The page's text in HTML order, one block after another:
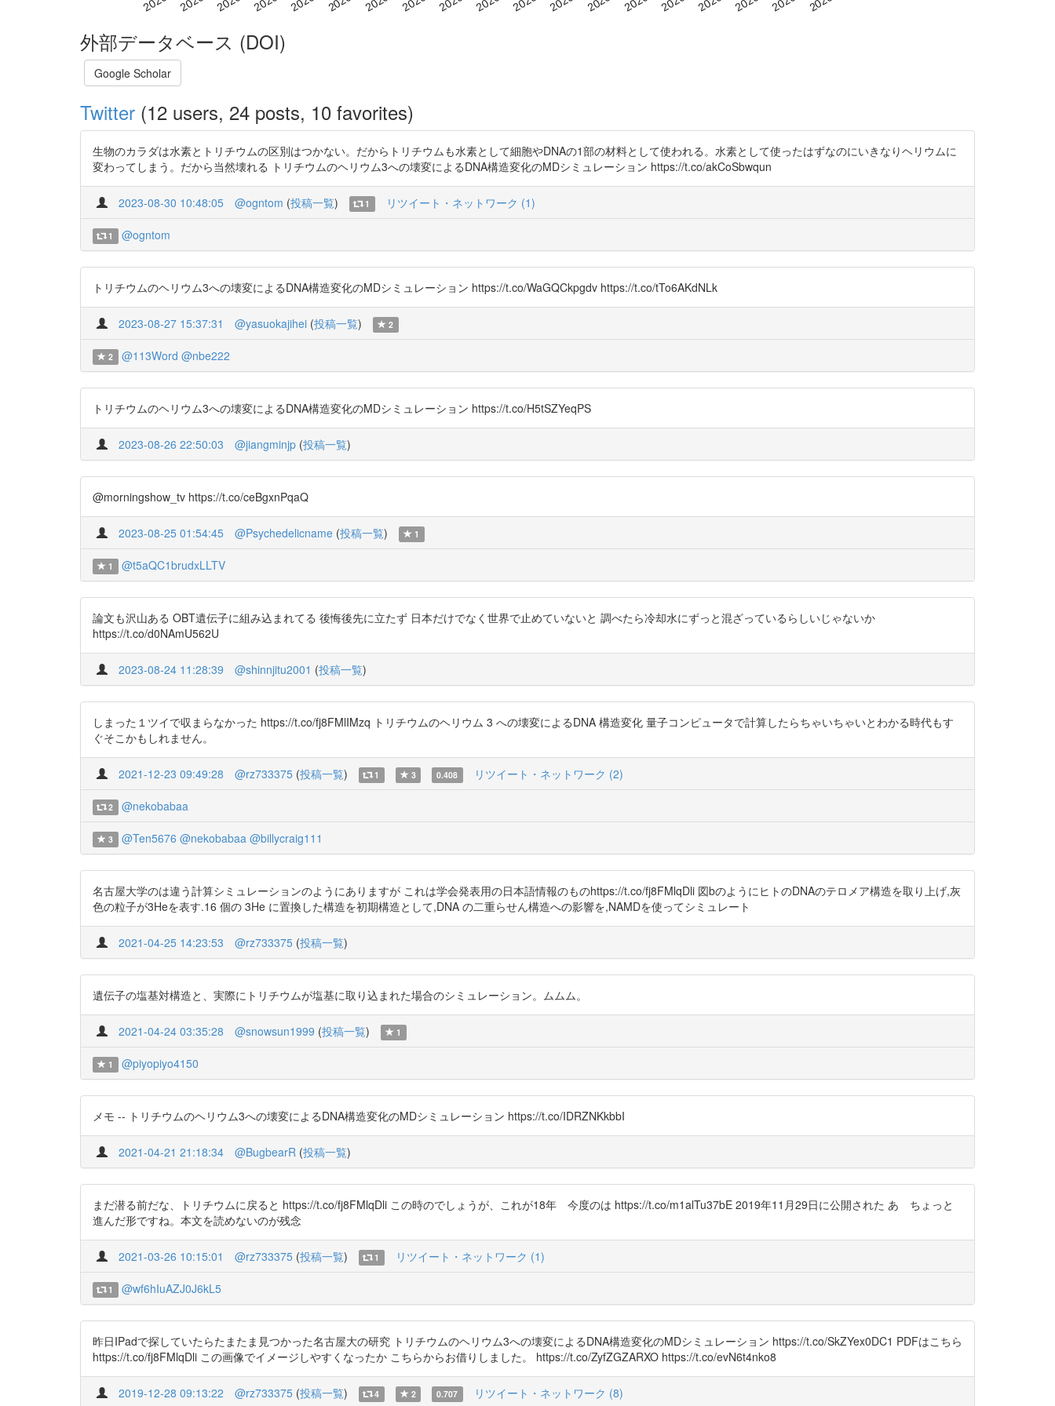
外部データベース (DOI)
Google Scholar
Twitter (12 users, 24 posts, 10 favorites)
生物のカラダは水素とトリチウムの区別はつかない。だからトリチウムも水素として細胞やDNAの1部の材料として使われる。水素として使ったはずなのにいきなりヘリウムに
変わってしまう。だから当然壊れる トリチウムのヘリウム3への壊変によるDNA構造変化のMDシミュレーション https://t.co/akCoSbwqun
2023-08-30 10:48:05 @ogntom (投稿一覧) 1 リツイート・ネットワーク (1)
1 @ogntom
トリチウムのヘリウム3への壊変によるDNA構造変化のMDシミュレーション https://t.co/WaGQCkpgdv https://t.co/tTo6AKdNLk
2023-08-27 15:37:31 @yasuokajihei (投稿一覧) 2
2 @113Word @nbe222
トリチウムのヘリウム3への壊変によるDNA構造変化のMDシミュレーション https://t.co/H5tSZYeqPS
2023-08-26 22:50:03 @jiangminjp (投稿一覧)
@morningshow_tv https://t.co/ceBgxnPqaQ
2023-08-25 01:54:45 @Psychedelicname (投稿一覧) 1
1 @t5aQC1brudxLLTV
論文も沢山ある OBT遺伝子に組み込まれてる 後悔後先に立たず 日本だけでなく世界で止めていないと 調べたら冷却水にずっと混ざっているらしいじゃないか
https://t.co/d0NAmU562U
2023-08-24 11:28:39 @shinnjitu2001 (投稿一覧)
しまった１ツイで収まらなかった https://t.co/fj8FMlIMzq トリチウムのヘリウム 3 への壊変によるDNA 構造変化 量子コンピュータで計算したらちゃいちゃいとわかる時代もす
ぐそこかもしれません。
2021-12-23 09:49:28 @rz733375 (投稿一覧) 1 3 0.408 リツイート・ネットワーク (2)
2 @nekobabaa
3 @Ten5676 @nekobabaa @billycraig111
名古屋大学のは違う計算シミュレーションのようにありますが これは学会発表用の日本語情報のものhttps://t.co/fj8FMlqDli 図bのようにヒトのDNAのテロメア構造を取り上げ,灰
色の粒子が3Heを表す.16 個の 3He に置換した構造を初期構造として,DNA の二重らせん構造への影響を,NAMDを使ってシミュレート
2021-04-25 14:23:53 @rz733375 (投稿一覧)
遺伝子の塩基対構造と、実際にトリチウムが塩基に取り込まれた場合のシミュレーション。ムムム。
2021-04-24 03:35:28 @snowsun1999 (投稿一覧) 1
1 @piyopiyo4150
メモ -- トリチウムのヘリウム3への壊変によるDNA構造変化のMDシミュレーション https://t.co/IDRZNKkbbI
2021-04-21 21:18:34 @BugbearR (投稿一覧)
まだ潜る前だな、トリチウムに戻ると https://t.co/fj8FMlqDli この時のでしょうが、これが18年 今度のは https://t.co/m1alTu37bE 2019年11月29日に公開された あ ちょっと
進んだ形ですね。本文を読めないのが残念
2021-03-26 10:15:01 @rz733375 (投稿一覧) 1 リツイート・ネットワーク (1)
1 @wf6hIuAZJ0J6kL5
昨日IPadで探していたらたまたま見つかった名古屋大の研究 トリチウムのヘリウム3への壊変によるDNA構造変化のMDシミュレーション https://t.co/SkZYex0DC1 PDFはこちら
https://t.co/fj8FMlqDli この画像でイメージしやすくなったか こちらからお借りしました。 https://t.co/ZyfZGZARXO https://t.co/evN6t4nko8
2019-12-28 09:13:22 @rz733375 (投稿一覧) 4 2 0.707 リツイート・ネットワーク (8)